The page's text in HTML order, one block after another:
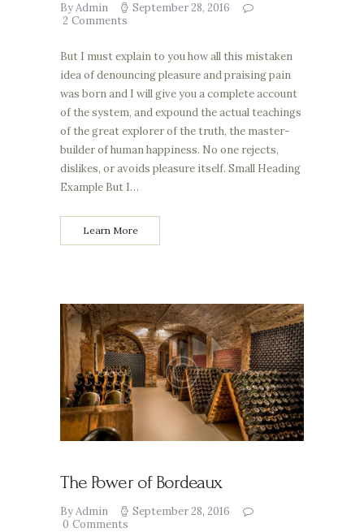
By Admin
September 28, 2016
2 Comments
But I must explain to you how all this mistaken
idea of denouncing pleasure and praising pain
was born and I will give you a complete account
of the system, and expound the actual teachings
of the great explorer of the truth, the master-
builder of human happiness. No one rejects,
dislikes, or avoids pleasure itself. Small Heading
Example But I…
Learn More
The Power of Bordeaux
By Admin
September 28, 2016
0 Comments